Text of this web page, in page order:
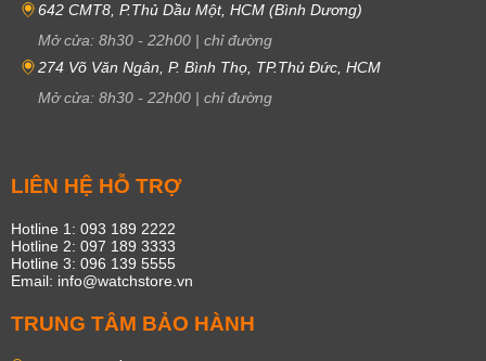
642 CMT8, P.Thủ Dầu Một, HCM (Bình Dương)
Mở cửa: 8h30 - 22h00 | chỉ đường
274 Võ Văn Ngân, P. Bình Thọ, TP.Thủ Đức, HCM
Mở cửa: 8h30 - 22h00 | chỉ đường
LIÊN HỆ HỖ TRỢ
Hotline 1: 093 189 2222
Hotline 2: 097 189 3333
Hotline 3: 096 139 5555
Email: info@watchstore.vn
TRUNG TÂM BẢO HÀNH